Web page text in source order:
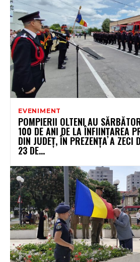
EVENIMENT
POMPIERII OLTENI AU
100 DE ANI DE LA ÎNFIINȚAREA
DIN JUDEȚ, ÎN PREZENȚA A ZECI
23 DE...